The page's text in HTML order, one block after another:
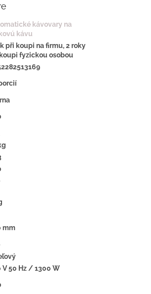
kávovary na
kávu
při koupi na firmu, 2 roky
fyzickou osobou
mm
V 50 Hz / 1300 W